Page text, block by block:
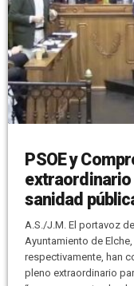
PSOE y
extraordinario
sanidad
A.S./J.M. El portavoz
Ayuntamiento de
respectivamente, han
pleno extraordinario